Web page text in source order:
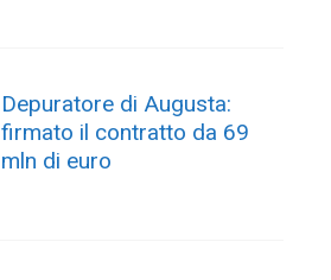
Depuratore di Augusta:
firmato il contratto da 69
mln di euro